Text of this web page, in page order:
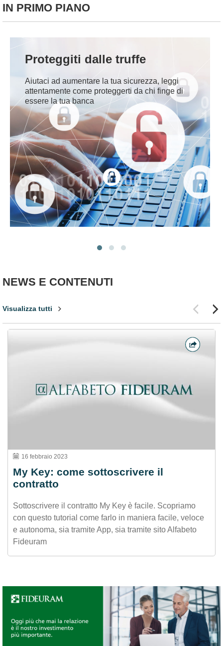
IN PRIMO PIANO
Proteggiti dalle truffe
Aiutaci ad aumentare la tua sicurezza, leggi
attentamente come proteggerti da chi finge di
essere la tua banca
NEWS E CONTENUTI
Visualizza tutti
16 febbraio 2023
My Key: come sottoscrivere il
contratto
Sottoscrivere il contratto My Key è facile. Scopriamo
con questo tutorial come farlo in maniera facile, veloce
e autonoma, sia tramite App, sia tramite sito Alfabeto
Fideuram